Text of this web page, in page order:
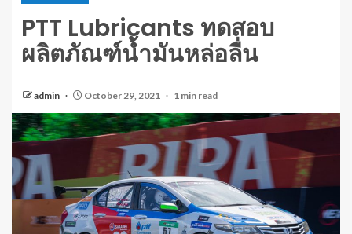
PTT Lubricants ทดสอบ
ผลิตภัณฑ์น้ำมันหล่อลื่น
admin October 29, 2021 1 min read